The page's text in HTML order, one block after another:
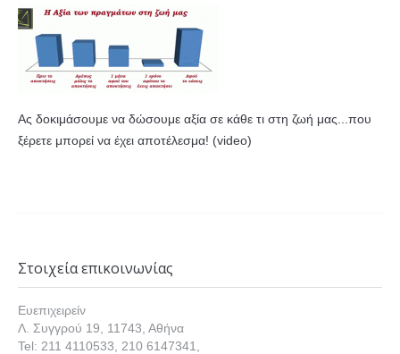
Ας δοκιμάσουμε να δώσουμε αξία σε κάθε τι στη ζωή μας...που
ξέρετε μπορεί να έχει αποτέλεσμα! (video)
Στοιχεία επικοινωνίας
Ευεπιχειρείν
Λ. Συγγρού 19, 11743, Αθήνα
Tel: 211 4110533, 210 6147341,